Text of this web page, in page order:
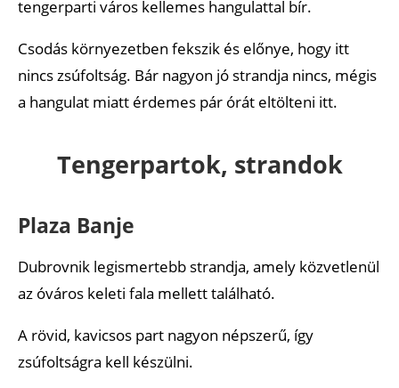
tengerparti város kellemes hangulattal bír.
Csodás környezetben fekszik és előnye, hogy itt
nincs zsúfoltság. Bár nagyon jó strandja nincs, mégis
a hangulat miatt érdemes pár órát eltölteni itt.
Tengerpartok, strandok
Plaza Banje
Dubrovnik legismertebb strandja, amely közvetlenül
az óváros keleti fala mellett található.
A rövid, kavicsos part nagyon népszerű, így
zsúfoltságra kell készülni.